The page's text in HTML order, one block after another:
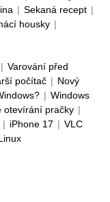
| Sekaná recept |
housky |
| Varování před
počítač | Nový
| Windows
otevírání pračky |
| iPhone 17 | VLC